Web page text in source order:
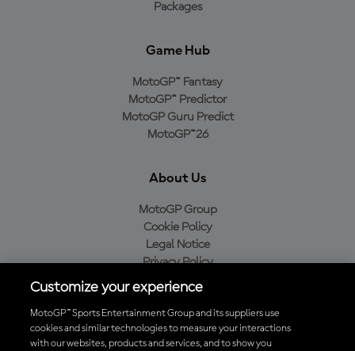
Packages
Game Hub
MotoGP™ Fantasy
MotoGP™ Predictor
MotoGP Guru Predict
MotoGP™26
About Us
MotoGP Group
Cookie Policy
Legal Notice
Privacy Policy
Purchase Policy
Baixe o aplicativo oficial da MotoGP™
Customize your experience
MotoGP™ Sports Entertainment Group and its suppliers use
cookies and similar technologies to measure your interactions
with our websites, products and services, and to show you